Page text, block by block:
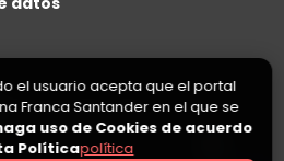
el usuario acepta que el portal
Franca Santander en el que se
uso de Cookies de acuerdo
Políticapolítica